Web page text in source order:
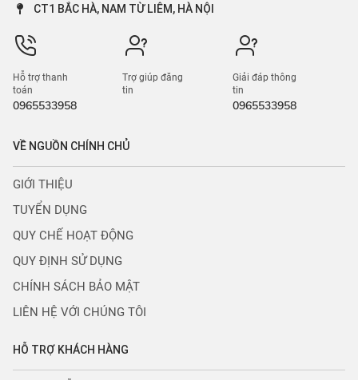
CT1 BẮC HÀ, NAM TỪ LIÊM, HÀ NỘI
Hỗ trợ thanh
toán
0965533958
Trợ giúp đăng
tin
Giải đáp thông
tin
0965533958
VỀ NGUỒN CHÍNH CHỦ
GIỚI THIỆU
TUYỂN DỤNG
QUY CHẾ HOẠT ĐỘNG
QUY ĐỊNH SỬ DỤNG
CHÍNH SÁCH BẢO MẬT
LIÊN HỆ VỚI CHÚNG TÔI
HỖ TRỢ KHÁCH HÀNG